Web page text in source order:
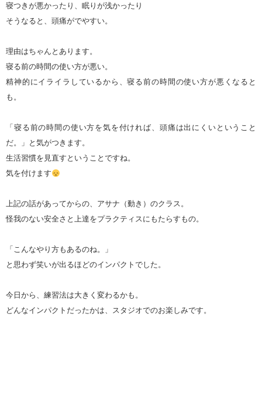
寝つきが悪かったり、眠りが浅かったり
そうなると、頭痛がでやすい。
理由はちゃんとあります。
寝る前の時間の使い方が悪い。
精神的にイライラしているから、寝る前の時間の使い方が悪くなると
も。
「寝る前の時間の使い方を気を付ければ、頭痛は出にくいということ
だ。」と気がつきます。
生活習慣を見直すということですね。
気を付けます
上記の話があってからの、アサナ（動き）のクラス。
怪我のない安全さと上達をプラクティスにもたらすもの。
「こんなやり方もあるのね。」
と思わず笑いが出るほどのインパクトでした。
今日から、練習法は大きく変わるかも。
どんなインパクトだったかは、スタジオでのお楽しみです。